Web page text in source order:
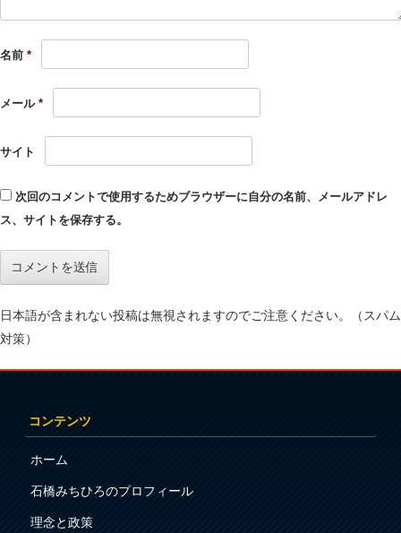
名前 *
メール *
サイト
次回のコメントで使用するためブラウザーに自分の名前、メールアドレ
ス、サイトを保存する。
日本語が含まれない投稿は無視されますのでご注意ください。（スパム
対策）
コンテンツ
ホーム
石橋みちひろのプロフィール
理念と政策